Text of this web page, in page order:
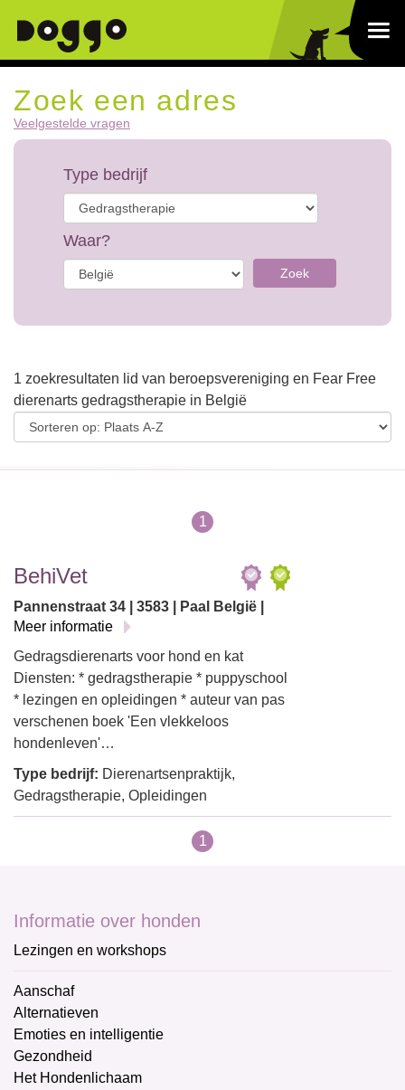
Zoek een adres
Veelgestelde vragen
Type bedrijf
Waar?
Zoek
1 zoekresultaten lid van beroepsvereniging en Fear Free
dierenarts gedragstherapie in België
1
BehiVet
Pannenstraat 34 | 3583 | Paal België |
Meer informatie
Gedragsdierenarts voor hond en kat
Diensten: * gedragstherapie * puppyschool
* lezingen en opleidingen * auteur van pas
verschenen boek 'Een vlekkeloos
hondenleven'…
Type bedrijf: Dierenartsenpraktijk,
Gedragstherapie, Opleidingen
1
Informatie over honden
Lezingen en workshops
Aanschaf
Alternatieven
Emoties en intelligentie
Gezondheid
Het Hondenlichaam